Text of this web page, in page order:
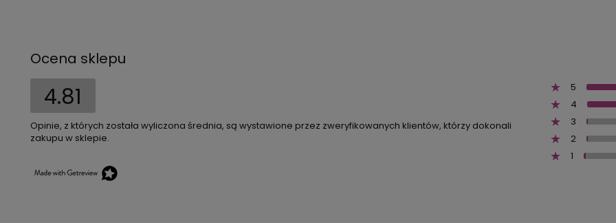
Ocena sklepu
4.81
Opinie, z których została wyliczona średnia, są wystawione przez zweryfikowanych klientów, którzy dokonali
zakupu w sklepie.
5
4
3
2
1